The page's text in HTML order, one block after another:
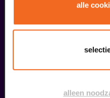
alle
alleen